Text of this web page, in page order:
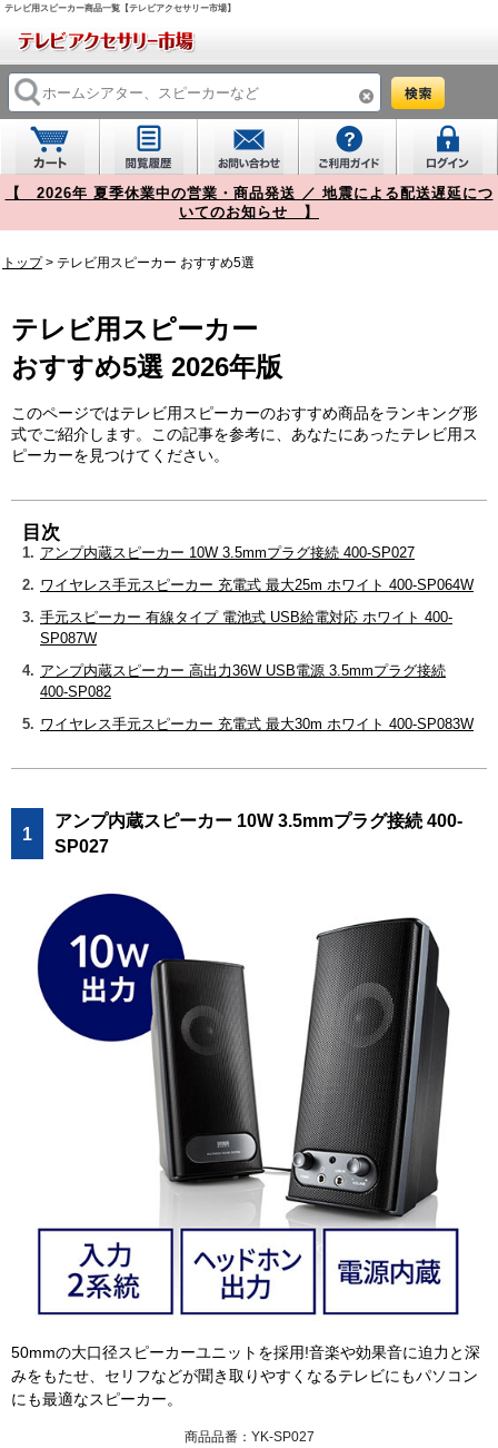
テレビ用スピーカー商品一覧【テレビアクセサリー市場】
【 2026年 夏季休業中の営業・商品発送 ／ 地震による配送遅延につ
いてのお知らせ 】
トップ> テレビ用スピーカー おすすめ5選
テレビ用スピーカー
おすすめ5選 2026年版
このページではテレビ用スピーカーのおすすめ商品をランキング形
式でご紹介します。この記事を参考に、あなたにあったテレビ用ス
ピーカーを見つけてください。
目次
1. アンプ内蔵スピーカー 10W 3.5mmプラグ接続 400-SP027
2. ワイヤレス手元スピーカー 充電式 最大25m ホワイト 400-SP064W
3. 手元スピーカー 有線タイプ 電池式 USB給電対応 ホワイト 400-
SP087W
4. アンプ内蔵スピーカー 高出力36W USB電源 3.5mmプラグ接続
400-SP082
5. ワイヤレス手元スピーカー 充電式 最大30m ホワイト 400-SP083W
1
アンプ内蔵スピーカー 10W 3.5mmプラグ接続 400-
SP027
50mmの大口径スピーカーユニットを採用!音楽や効果音に迫力と深
みをもたせ、セリフなどが聞き取りやすくなるテレビにもパソコン
にも最適なスピーカー。
商品品番：YK-SP027